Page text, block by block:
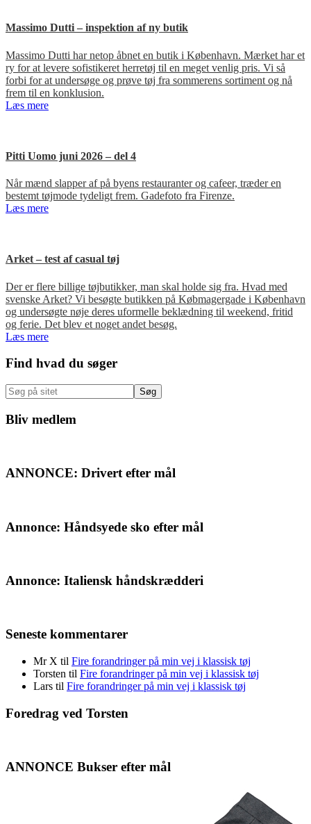
Massimo Dutti – inspektion af ny butik
Massimo Dutti har netop åbnet en butik i København. Mærket har et
ry for at levere sofistikeret herretøj til en meget venlig pris. Vi så
forbi for at undersøge og prøve tøj fra sommerens sortiment og nå
frem til en konklusion.
Læs mere
Pitti Uomo juni 2026 – del 4
Når mænd slapper af på byens restauranter og cafeer, træder en
bestemt tøjmode tydeligt frem. Gadefoto fra Firenze.
Læs mere
Arket – test af casual tøj
Der er flere billige tøjbutikker, man skal holde sig fra. Hvad med
svenske Arket? Vi besøgte butikken på Købmagergade i København
og undersøgte nøje deres uformelle beklædning til weekend, fritid
og ferie. Det blev et noget andet besøg.
Læs mere
Primær
Sidebar
Find hvad du søger
Søg
på
sitet
Bliv medlem
ANNONCE: Drivert efter mål
Annonce: Håndsyede sko efter mål
Annonce: Italiensk håndskrædderi
Seneste kommentarer
Mr X til Fire forandringer på min vej i klassisk tøj
Torsten til Fire forandringer på min vej i klassisk tøj
Lars til Fire forandringer på min vej i klassisk tøj
Foredrag ved Torsten
ANNONCE Bukser efter mål